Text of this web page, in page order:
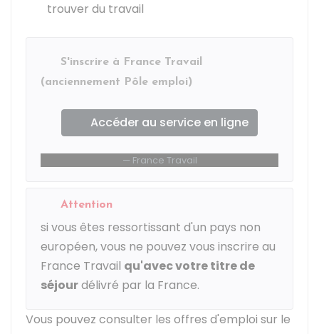
trouver du travail
S'inscrire à France Travail
(anciennement Pôle emploi)
Accéder au service en ligne
France Travail
Attention
si vous êtes ressortissant d'un pays non
européen, vous ne pouvez vous inscrire au
France Travail qu'avec votre titre de
séjourdélivré par la France.
Vous pouvez consulter les offres d'emploi sur le